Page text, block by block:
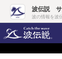
波伝説 サ
波の情報を波
ヘ